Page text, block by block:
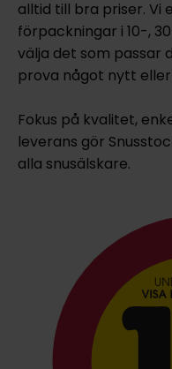
alltid till bra priser. Vi
förpackningar i 10-,
välja det som passar
prova något nytt
Fokus på kvalitet,
leverans gör
alla snusälskare.